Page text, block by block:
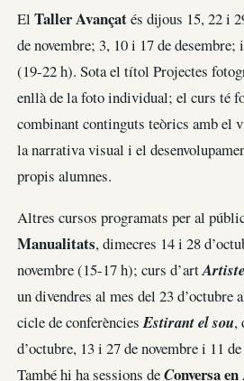
El Taller Avançatés dijous 15, 22 i
de novembre; 3, 10 i 17 de desembre;
(19-22 h). Sota el títol Projectes
enllà de la foto individual; el curs té
combinant continguts teòrics amb el
la narrativa visual i el
propis alumnes.
Altres cursos programats per al
Manualitats, dimecres 14 i 28
novembre (15-17 h); curs d’art
un divendres al mes del 23 d’octubre
cicle de conferènciesEstirant el sou,
d’octubre, 13 i 27 de novembre i 11
També hi ha sessions deConversa